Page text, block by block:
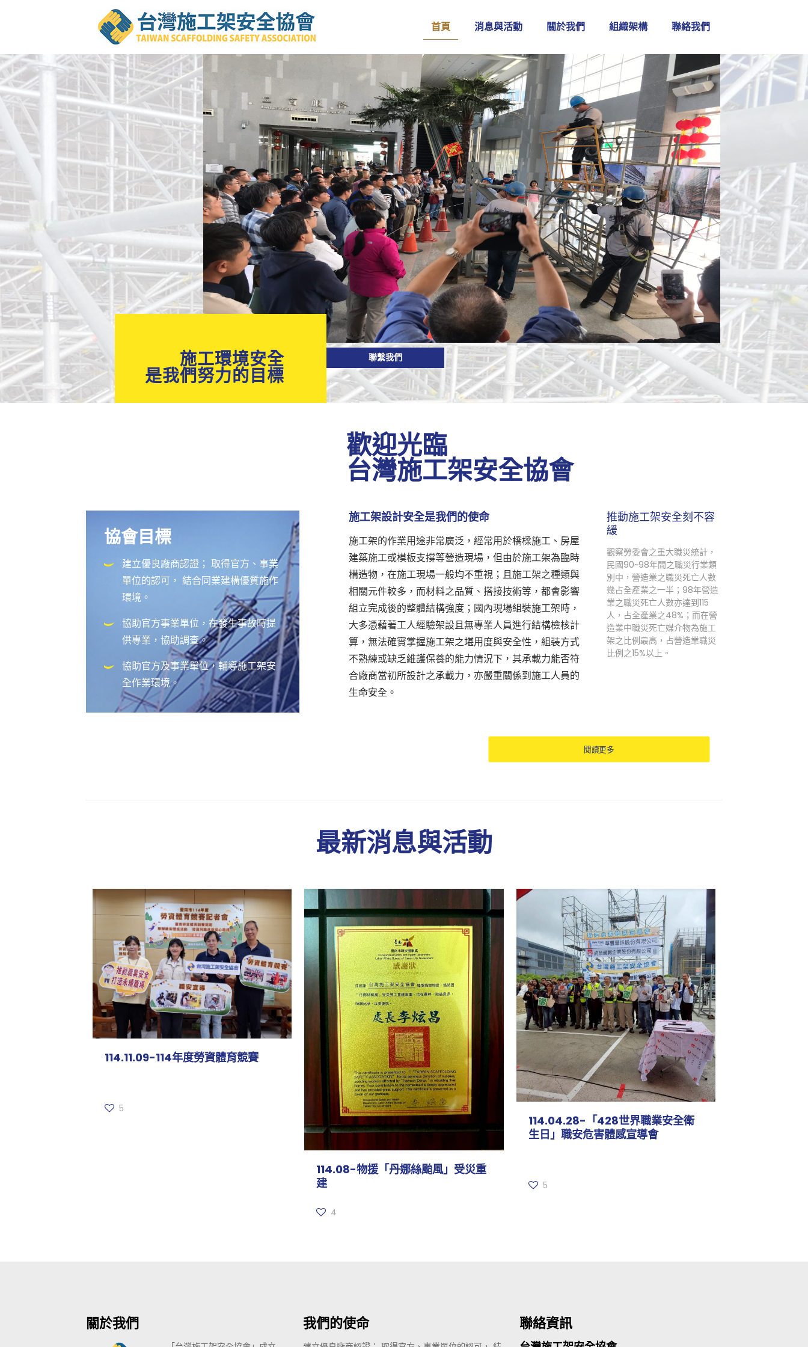
首頁 消息與活動 關於我們 組織架構 聯絡我們
施工環境安全
是我們努力的目標
聯繫我們
歡迎光臨
台灣施工架安全協會
協會目標
建立優良廠商認證； 取得官方、事業
單位的認可， 結合同業建構優質施作
環境。
協助官方事業單位，在發生事故時提
供專業，協助調查。
協助官方及事業單位，輔導施工架安
全作業環境。
施工架設計安全是我們的使命
施工架的作業用途非常廣泛，經常用於橋樑施工、房屋
建築施工或模板支撐等營造現場，但由於施工架為臨時
構造物，在施工現場一般均不重視；且施工架之種類與
相關元件較多，而材料之品質、搭接技術等，都會影響
組立完成後的整體結構強度；國內現場組裝施工架時，
大多憑藉著工人經驗架設且無專業人員進行結構檢核計
算，無法確實掌握施工架之堪用度與安全性，組裝方式
不熟練或缺乏維護保養的能力情況下，其承載力能否符
合廠商當初所設計之承載力，亦嚴重關係到施工人員的
生命安全。
推動施工架安全刻不容
緩
觀察勞委會之重大職災統計，
民國90~98年間之職災行業類
別中，營造業之職災死亡人數
幾占全產業之一半；98年營造
業之職災死亡人數亦達到115
人，占全產業之48%；而在營
造業中職災死亡媒介物為施工
架之比例最高，占營造業職災
比例之15%以上。
閱讀更多
最新消息與活動
114.11.09-114年度勞資體育競賽
5
114.08-物援「丹娜絲颱風」受災重
建
4
114.04.28-「428世界職業安全衛
生日」職安危害體感宣導會
5
關於我們 我們的使命 聯絡資訊